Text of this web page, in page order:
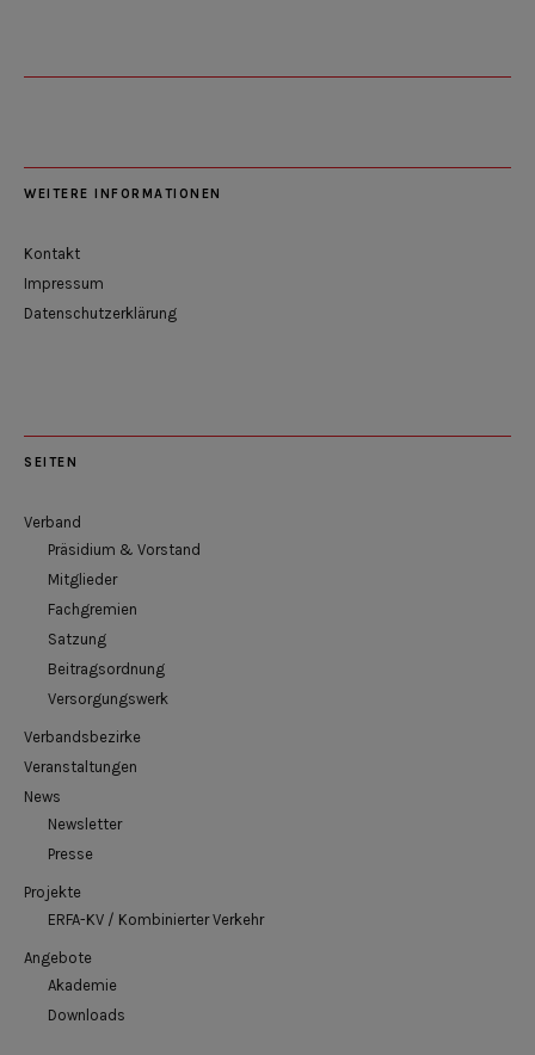
WEITERE INFORMATIONEN
Kontakt
Impressum
Datenschutzerklärung
SEITEN
Verband
Präsidium & Vorstand
Mitglieder
Fachgremien
Satzung
Beitragsordnung
Versorgungswerk
Verbandsbezirke
Veranstaltungen
News
Newsletter
Presse
Projekte
ERFA-KV / Kombinierter Verkehr
Angebote
Akademie
Downloads